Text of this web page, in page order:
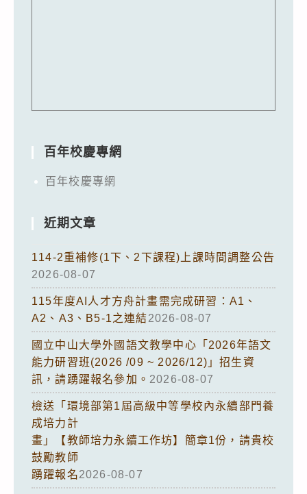
百年校慶專網
百年校慶專網
近期文章
114-2重補修(1下、2下課程)上課時間調整公告
2026-08-07
115年度AI人才方舟計畫需完成研習：A1、
A2、A3、B5-1之連結2026-08-07
國立中山大學外國語文教學中心「2026年語文
能力研習班(2026 /09 ~ 2026/12)」招生資
訊，請踴躍報名參加。 2026-08-07
檢送「環境部第1屆高級中等學校內永續部門養
成培力計
畫」【教師培力永續工作坊】簡章1份，請貴校
鼓勵教師
踴躍報名2026-08-07